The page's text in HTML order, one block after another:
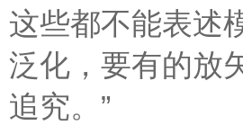
这些都不能表述
泛化，要有的放
追究。”